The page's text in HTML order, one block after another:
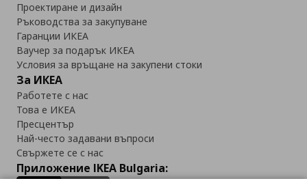
Проектиране и дизайн
Ръководства за закупуване
Гаранции ИКЕА
Ваучер за подарък ИКЕА
Условия за връщане на закупени стоки
За ИКЕА
Работете с нас
Това е ИКЕА
Пресцентър
Най-често задавани въпроси
Свържете се с нас
Приложение IKEA Bulgaria: